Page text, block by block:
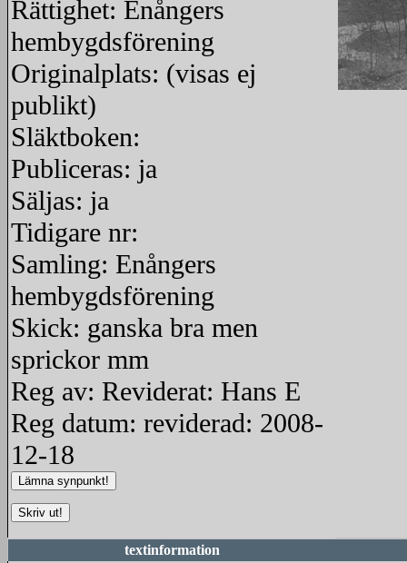
Rättighet: Enångers
hembygdsförening
Originalplats: (visas ej
publikt)
Släktboken:
Publiceras: ja
Säljas: ja
Tidigare nr:
Samling: Enångers
hembygdsförening
Skick: ganska bra men
sprickor mm
Reg av: Reviderat: Hans E
Reg datum: reviderad: 2008-
12-18
textinformation